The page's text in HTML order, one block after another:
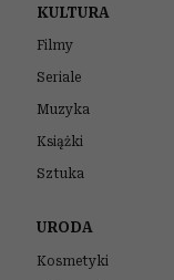
KULTURA
Filmy
Seriale
Muzyka
Książki
Sztuka
URODA
Kosmetyki